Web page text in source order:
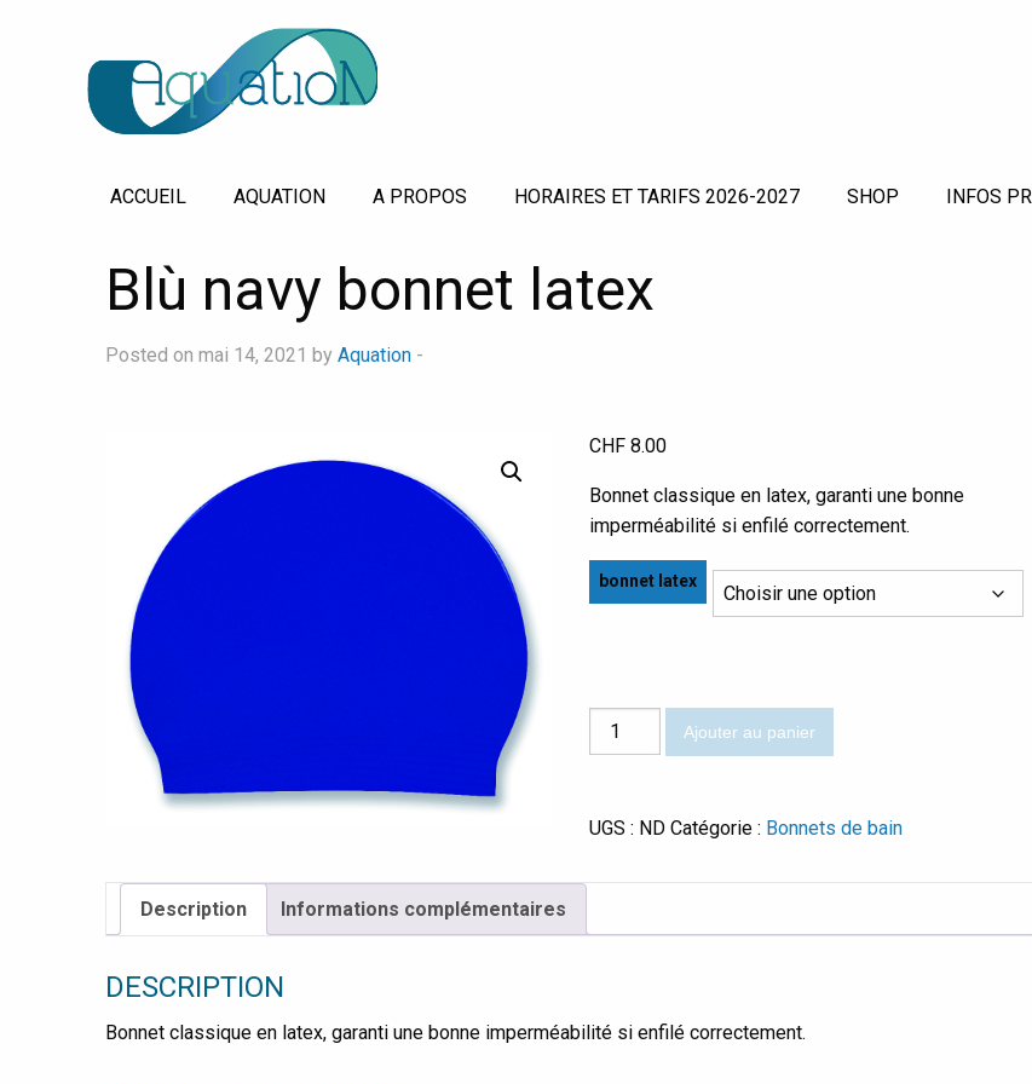
ACCUEIL AQUATION A PROPOS HORAIRES ET TARIFS 2026-2027 SHOP INFOS
Blù navy bonnet latex
Posted on mai 14, 2021 by Aquation -
CHF 8.00
Bonnet classique en latex, garanti une bonne
imperméabilité si enfilé correctement.
bonnet latex
quantité
de
Ajouter au panier
UGS : ND Catégorie : Bonnets de bain
Description Informations complémentaires
DESCRIPTION
Bonnet classique en latex, garanti une bonne imperméabilité si enfilé correctement.